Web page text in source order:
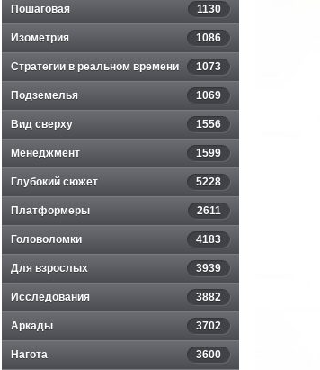
Пошаговая 1130
Изометрия 1086
Стратегии в реальном времени 1073
Подземелья 1069
Вид сверху 1556
Менеджмент 1599
Глубокий сюжет 5228
Платформеры 2611
Головоломки 4183
Для взрослых 3939
Исследования 3882
Аркады 3702
Нагота 3600